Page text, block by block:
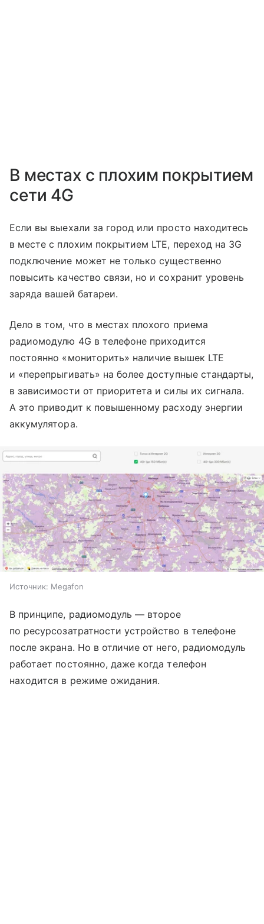
В местах с плохим покрытием
сети 4G
Если вы выехали за город или просто находитесь
в месте с плохим покрытием LTE, переход на 3G
подключение может не только существенно
повысить качество связи, но и сохранит уровень
заряда вашей батареи.
Дело в том, что в местах плохого приема
радиомодулю 4G в телефоне приходится
постоянно «мониторить» наличие вышек LTE
и «перепрыгивать» на более доступные стандарты,
в зависимости от приоритета и силы их сигнала.
А это приводит к повышенному расходу энергии
аккумулятора.
Источник: Megafon
В принципе, радиомодуль — второе
по ресурсозатратности устройство в телефоне
после экрана. Но в отличие от него, радиомодуль
работает постоянно, даже когда телефон
находится в режиме ожидания.